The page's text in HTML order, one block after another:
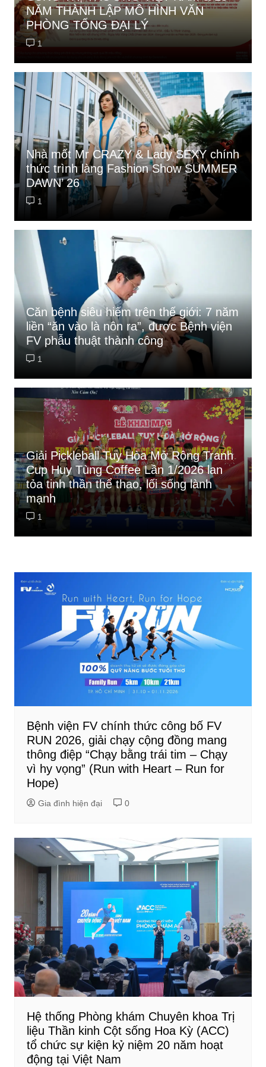
NĂM THÀNH LẬP MÔ HÌNH VĂN
PHÒNG TỔNG ĐẠI LÝ
1
Nhà mốt Mr CRAZY & Lady SEXY chính
thức trình làng Fashion Show SUMMER
DAWN’ 26
1
Căn bệnh siêu hiếm trên thế giới: 7 năm
liền “ăn vào là nôn ra”, được Bệnh viện
FV phẫu thuật thành công
1
Giải Pickleball Tuy Hòa Mở Rộng Tranh
Cup Huy Tùng Coffee Lần 1/2026 lan
tỏa tinh thần thể thao, lối sống lành
mạnh
1
Bệnh viện FV chính thức công bố FV
RUN 2026, giải chạy cộng đồng mang
thông điệp “Chạy bằng trái tim – Chạy
vì hy vọng” (Run with Heart – Run for
Hope)
Gia đình hiện đại 0
Hệ thống Phòng khám Chuyên khoa Trị
liệu Thần kinh Cột sống Hoa Kỳ (ACC)
tổ chức sự kiện kỷ niệm 20 năm hoạt
động tại Việt Nam